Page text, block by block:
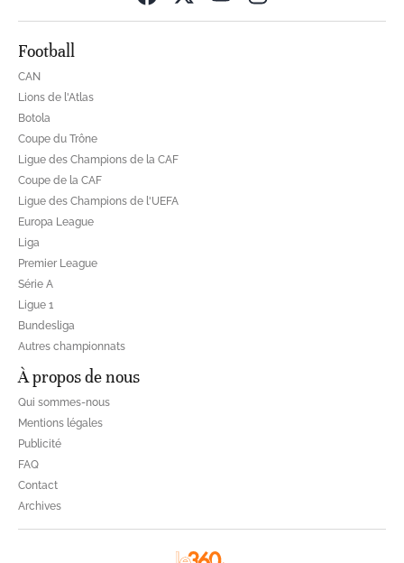
Football
CAN
Lions de l'Atlas
Botola
Coupe du Trône
Ligue des Champions de la CAF
Coupe de la CAF
Ligue des Champions de l'UEFA
Europa League
Liga
Premier League
Série A
Ligue 1
Bundesliga
Autres championnats
À propos de nous
Qui sommes-nous
Mentions légales
Publicité
FAQ
Contact
Archives